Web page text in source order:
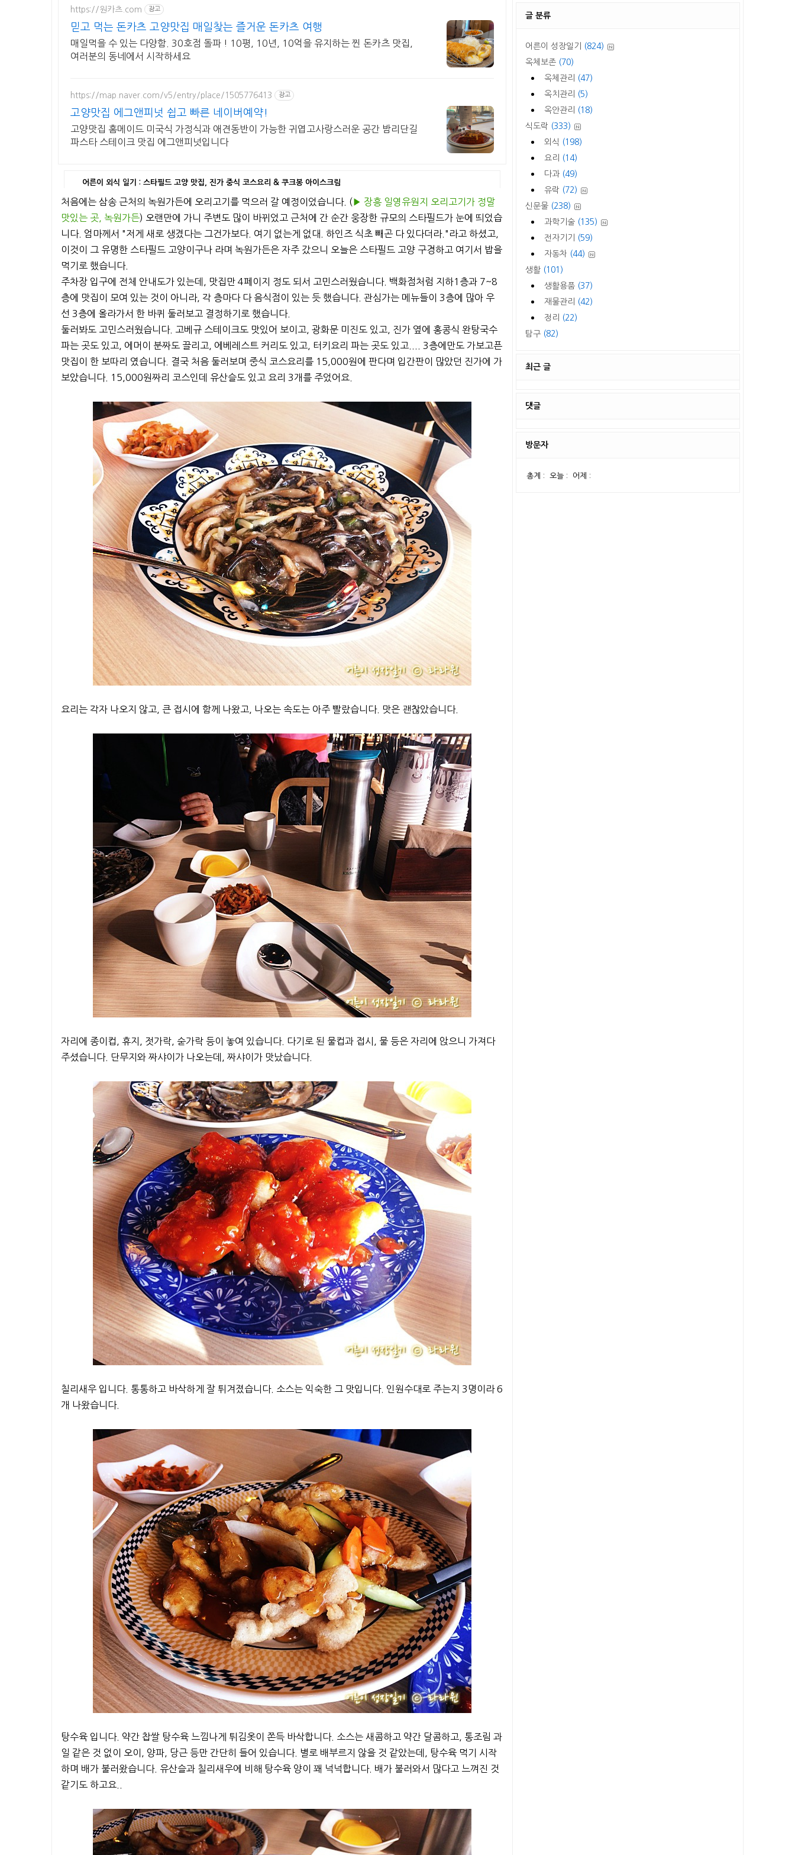
https://원카츠.com 광고
믿고 먹는 돈카츠 고양맛집 매일찾는 즐거운 돈카츠 여행
매일먹을 수 있는 다양함. 30호점 돌파 ! 10평, 10년, 10억을 유지하는 찐 돈카츠 맛집,
여러분의 동네에서 시작하세요
https://map.naver.com/v5/entry/place/1505776413 광고
고양맛집 에그앤피넛 쉽고 빠른 네이버예약!
고양맛집 홈메이드 미국식 가정식과 애견동반이 가능한 귀엽고사랑스러운 공간 밤리단길
파스타 스테이크 맛집 에그앤피넛입니다
어른이 외식 일기 : 스타필드 고양 맛집, 진가 중식 코스요리 & 쿠크봉 아이스크림
처음에는 삼송 근처의 녹원가든에 오리고기를 먹으러 갈 예정이었습니다. (▶︎ 장흥 일영유원지 오리고기가 정말
맛있는 곳, 녹원가든) 오랜만에 가니 주변도 많이 바뀌었고 근처에 간 순간 웅장한 규모의 스타필드가 눈에 띄었습
니다. 엄마께서 "저게 새로 생겼다는 그건가보다. 여기 없는게 없대. 하인즈 식초 빼곤 다 있다더라."라고 하셨고,
이것이 그 유명한 스타필드 고양이구나 라며 녹원가든은 자주 갔으니 오늘은 스타필드 고양 구경하고 여기서 밥을
먹기로 했습니다.
주차장 입구에 전체 안내도가 있는데, 맛집만 4페이지 정도 되서 고민스러웠습니다. 백화점처럼 지하1층과 7~8
층에 맛집이 모여 있는 것이 아니라, 각 층마다 다 음식점이 있는 듯 했습니다. 관심가는 메뉴들이 3층에 많아 우
선 3층에 올라가서 한 바퀴 둘러보고 결정하기로 했습니다.
둘러봐도 고민스러웠습니다. 고베규 스테이크도 맛있어 보이고, 광화문 미진도 있고, 진가 옆에 홍콩식 완탕국수
파는 곳도 있고, 에머이 분짜도 끌리고, 에베레스트 커리도 있고, 터키요리 파는 곳도 있고.... 3층에만도 가보고픈
맛집이 한 보따리 였습니다. 결국 처음 둘러보며 중식 코스요리를 15,000원에 판다며 입간판이 많았던 진가에 가
보았습니다. 15,000원짜리 코스인데 유산슬도 있고 요리 3개를 주었어요.
요리는 각자 나오지 않고, 큰 접시에 함께 나왔고, 나오는 속도는 아주 빨랐습니다. 맛은 괜찮았습니다.
자리에 종이컵, 휴지, 젓가락, 숟가락 등이 놓여 있습니다. 다기로 된 물컵과 접시, 물 등은 자리에 앉으니 가져다
주셨습니다. 단무지와 짜샤이가 나오는데, 짜샤이가 맛났습니다.
칠리새우 입니다. 통통하고 바삭하게 잘 튀겨졌습니다. 소스는 익숙한 그 맛입니다. 인원수대로 주는지 3명이라 6
개 나왔습니다.
탕수육 입니다. 약간 찹쌀 탕수육 느낌나게 튀김옷이 쫀득 바삭합니다. 소스는 새콤하고 약간 달콤하고, 통조림 과
일 같은 것 없이 오이, 양파, 당근 등만 간단히 들어 있습니다. 별로 배부르지 않을 것 같았는데, 탕수육 먹기 시작
하며 배가 불러왔습니다. 유산슬과 칠리새우에 비해 탕수육 양이 꽤 넉넉합니다. 배가 불러와서 많다고 느껴진 것
같기도 하고요..
글 분류
어른이 성장일기
(824)
옥체보존 (70)
옥체관리
(47)
옥치관리
(5)
옥안관리
(18)
식도락 (333)
외식 (198)
요리
(14)
다과 (49)
유락 (72)
신문물 (238)
과학기술 (135)
전자기기
(59)
자동차 (44)
생활 (101)
생활용품 (37)
재물관리
(42)
정리
(22)
탐구 (82)
최근 글
댓글
방문자
총계 : 오늘 : 어제 :